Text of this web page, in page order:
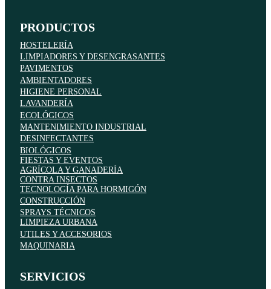
PRODUCTOS
HOSTELERÍA
LIMPIADORES Y DESENGRASANTES
PAVIMENTOS
AMBIENTADORES
HIGIENE PERSONAL
LAVANDERÍA
ECOLÓGICOS
MANTENIMIENTO INDUSTRIAL
DESINFECTANTES
BIOLÓGICOS
FIESTAS Y EVENTOS
AGRÍCOLA Y GANADERÍA
CONTRA INSECTOS
TECNOLOGÍA PARA HORMIGÓN
CONSTRUCCIÓN
SPRAYS TÉCNICOS
LIMPIEZA URBANA
UTILES Y ACCESORIOS
MAQUINARIA
SERVICIOS